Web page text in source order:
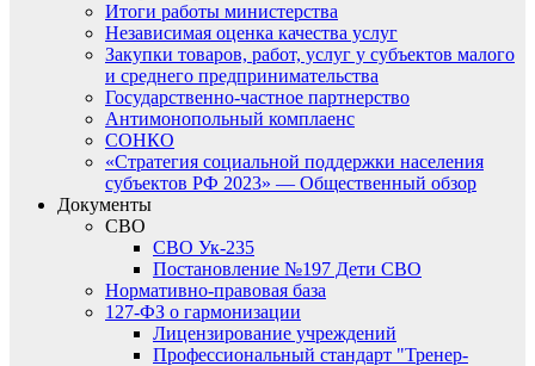
Итоги работы министерства
Независимая оценка качества услуг
Закупки товаров, работ, услуг у субъектов малого
и среднего предпринимательства
Государственно-частное партнерство
Антимонопольный комплаенс
СОНКО
«Стратегия социальной поддержки населения
субъектов РФ 2023» — Общественный обзор
Документы
СВО
СВО Ук-235
Постановление №197 Дети СВО
Нормативно-правовая база
127-ФЗ о гармонизации
Лицензирование учреждений
Профессиональный стандарт "Тренер-